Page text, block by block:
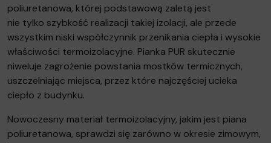
poliuretanowa, której podstawową zaletą jest
nie tylko szybkość realizacji takiej izolacji, ale przede
wszystkim niski współczynnik przenikania ciepła i wysokie
właściwości termoizolacyjne. Pianka PUR skutecznie
niweluje zagrożenie powstania mostków termicznych,
uszczelniając miejsca, przez które najczęściej ucieka
ciepło z budynku.
Nowoczesny materiał termoizolacyjny, jakim jest piana
poliuretanowa, sprawdzi się zarówno w okresie zimowym,